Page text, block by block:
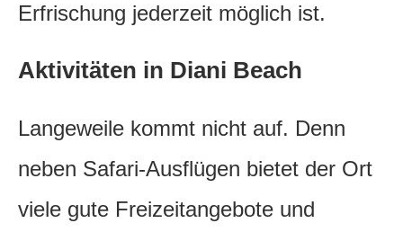
Erfrischung jederzeit möglich ist.
Aktivitäten in Diani Beach
Langeweile kommt nicht auf. Denn
neben Safari-Ausflügen bietet der Ort
viele gute Freizeitangebote und